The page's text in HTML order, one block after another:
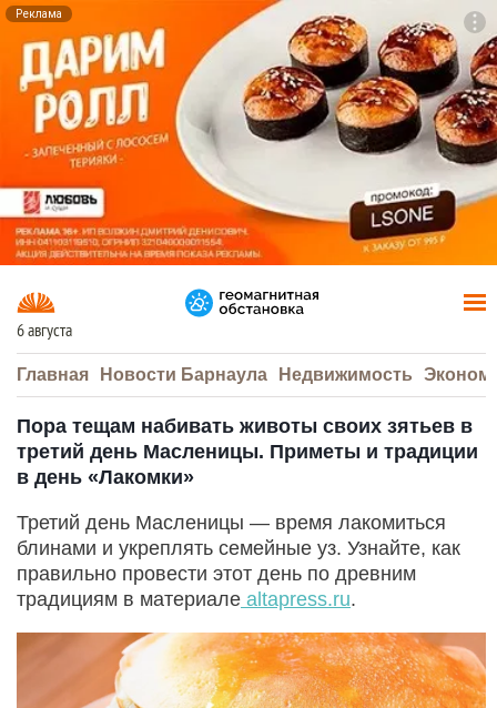
Реклама
6 августа
Главная Новости Барнаула Недвижимость
Пора тещам набивать животы своих зятьев в
третий день Масленицы. Приметы и традиции
в день «Лакомки»
Третий день Масленицы — время лакомиться
блинами и укреплять семейные уз. Узнайте, как
правильно провести этот день по древним
традициям в материале altapress.ru.